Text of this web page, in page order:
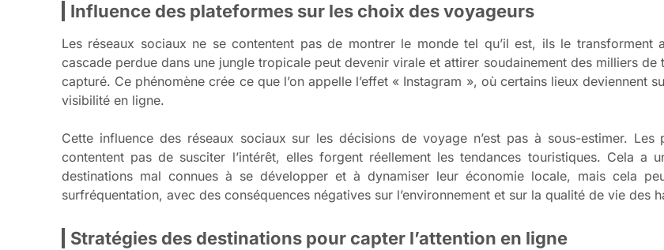
Influence des plateformes sur les choix des voyageurs
Les réseaux sociaux ne se contentent pas de montrer le monde tel qu’il est, ils le transforment
cascade perdue dans une jungle tropicale peut devenir virale et attirer soudainement des milliers
capturé. Ce phénomène crée ce que l’on appelle l’effet « Instagram », où certains lieux deviennent
visibilité en ligne.
Cette influence des réseaux sociaux sur les décisions de voyage n’est pas à sous-estimer. Les
contentent pas de susciter l’intérêt, elles forgent réellement les tendances touristiques. Cela
destinations mal connues à se développer et à dynamiser leur économie locale, mais cela
surfréquentation, avec des conséquences négatives sur l’environnement et sur la qualité de vie des
Stratégies des destinations pour capter l’attention en ligne